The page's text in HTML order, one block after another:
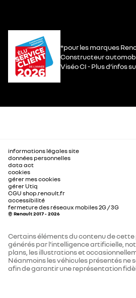
*pour les marques
Constructeur
Viséo CI - Plus d’infos
informations légales site
données personnelles
data act
cookies
gérer mes cookies
gérer Utiq
CGU shop.renault.fr
accessibilité
fermeture des réseaux mobiles 2G / 3G
© Renault 2017 - 2026
Certains éléments du contenu de
générés par l'intelligence artificielle,
plans, les illustrations et
Néanmoins les véhicules présentés ne
afin de garantir une représentation